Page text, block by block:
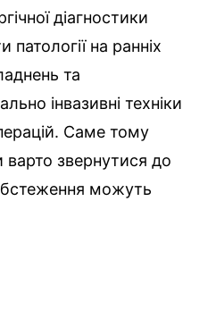
діагностики
на ранніх
та
інвазивні техніки
Саме тому
звернутися до
можуть